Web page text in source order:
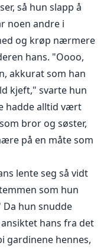
så hun slapp å
noen andre i
og krøp nærmere
hans. "Oooo,
akkurat som han
kjeft," svarte hun
hadde alltid vært
bror og søster,
på en måte som
lente seg så vidt
som hun
hun snudde
hans fra det
gardinene hennes,